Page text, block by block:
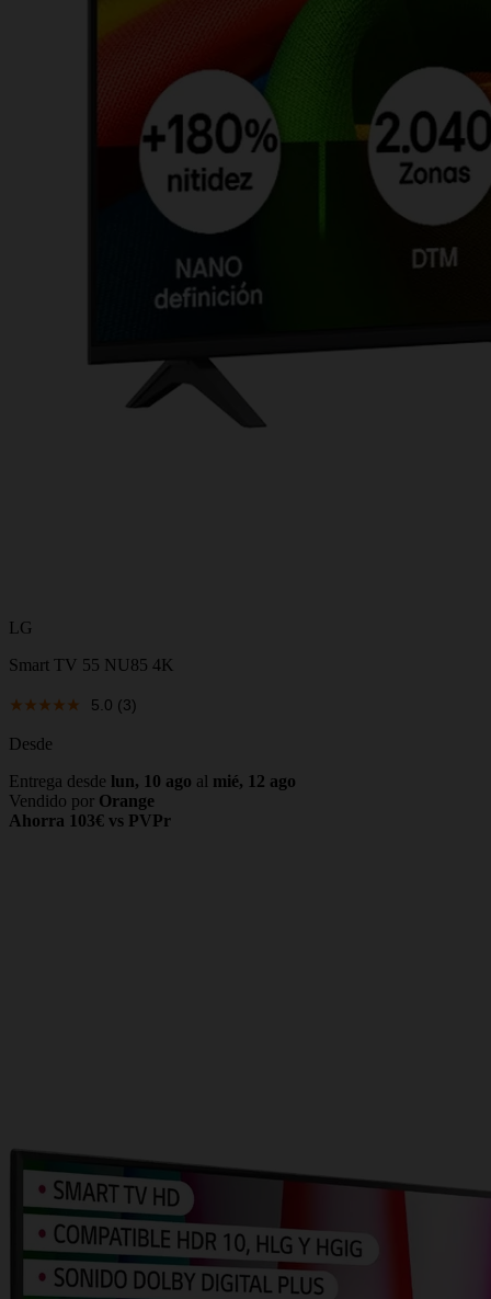
LG
Smart TV 55 NU85 4K
5.0 (3)
Desde
Entrega desde lun, 10 ago al mié, 12 ago
Vendido por Orange
Ahorra 103€ vs PVPr